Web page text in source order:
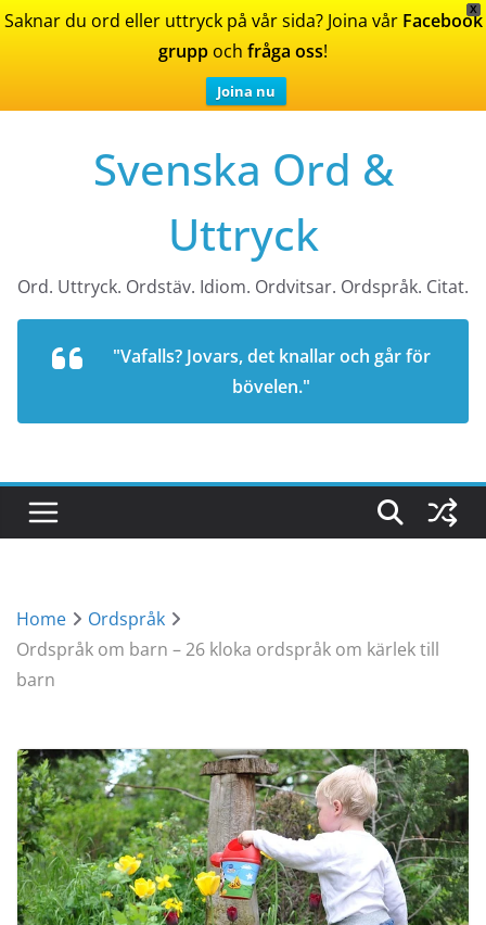
X
Saknar du ord eller uttryck på vår sida? Joina vår Facebook
gruppoch fråga oss!
Joina nu
Svenska Ord &
Uttryck
Ord. Uttryck. Ordstäv. Idiom. Ordvitsar. Ordspråk. Citat.
"Vafalls? Jovars, det knallar och går för
bövelen."
Home
Ordspråk
Ordspråk om barn – 26 kloka ordspråk om kärlek till
barn